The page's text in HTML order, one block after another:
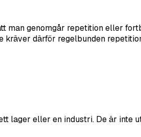
man genomgår repetition eller
därför regelbunden
lager eller en industri. De är inte